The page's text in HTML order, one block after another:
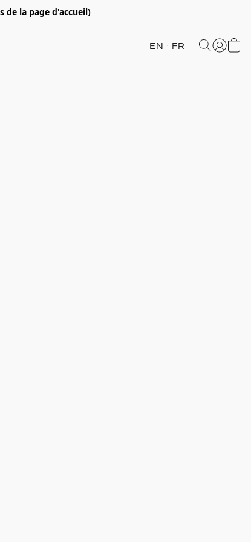
de la page d'accueil)
EN FR